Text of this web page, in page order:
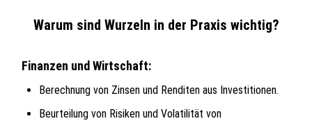
Warum sind Wurzeln in der Praxis wichtig?
Finanzen und Wirtschaft:
Berechnung von Zinsen und Renditen aus Investitionen.
Beurteilung von Risiken und Volatilität von